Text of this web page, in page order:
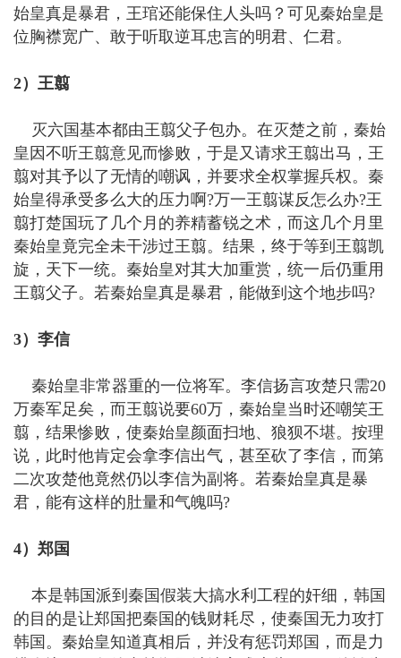
始皇真是暴君，王琯还能保住人头吗？可见秦始皇是
位胸襟宽广、敢于听取逆耳忠言的明君、仁君。
2）王翦
灭六国基本都由王翦父子包办。在灭楚之前，秦始
皇因不听王翦意见而惨败，于是又请求王翦出马，王
翦对其予以了无情的嘲讽，并要求全权掌握兵权。秦
始皇得承受多么大的压力啊?万一王翦谋反怎么办?王
翦打楚国玩了几个月的养精蓄锐之术，而这几个月里
秦始皇竟完全未干涉过王翦。结果，终于等到王翦凯
旋，天下一统。秦始皇对其大加重赏，统一后仍重用
王翦父子。若秦始皇真是暴君，能做到这个地步吗?
3）李信
秦始皇非常器重的一位将军。李信扬言攻楚只需20
万秦军足矣，而王翦说要60万，秦始皇当时还嘲笑王
翦，结果惨败，使秦始皇颜面扫地、狼狈不堪。按理
说，此时他肯定会拿李信出气，甚至砍了李信，而第
二次攻楚他竟然仍以李信为副将。若秦始皇真是暴
君，能有这样的肚量和气魄吗?
4）郑国
本是韩国派到秦国假装大搞水利工程的奸细，韩国
的目的是让郑国把秦国的钱财耗尽，使秦国无力攻打
韩国。秦始皇知道真相后，并没有惩罚郑国，而是力